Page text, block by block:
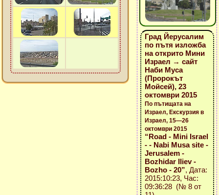
Град Йерусалим
по пътя изложба
на открито Мини
Израел → сайт
Наби Муса
(Пророкът
Мойсей), 23
октомври 2015
По пътищата на
Израел, Екскурзия в
Израел, 15—26
октомври 2015
“Road - Mini Israel
- - Nabi Musa site -
Jerusalem -
Bozhidar Iliev -
Bozho - 20”, Дата:
2015:10:23, Час:
09:36:28 (№ 8 от